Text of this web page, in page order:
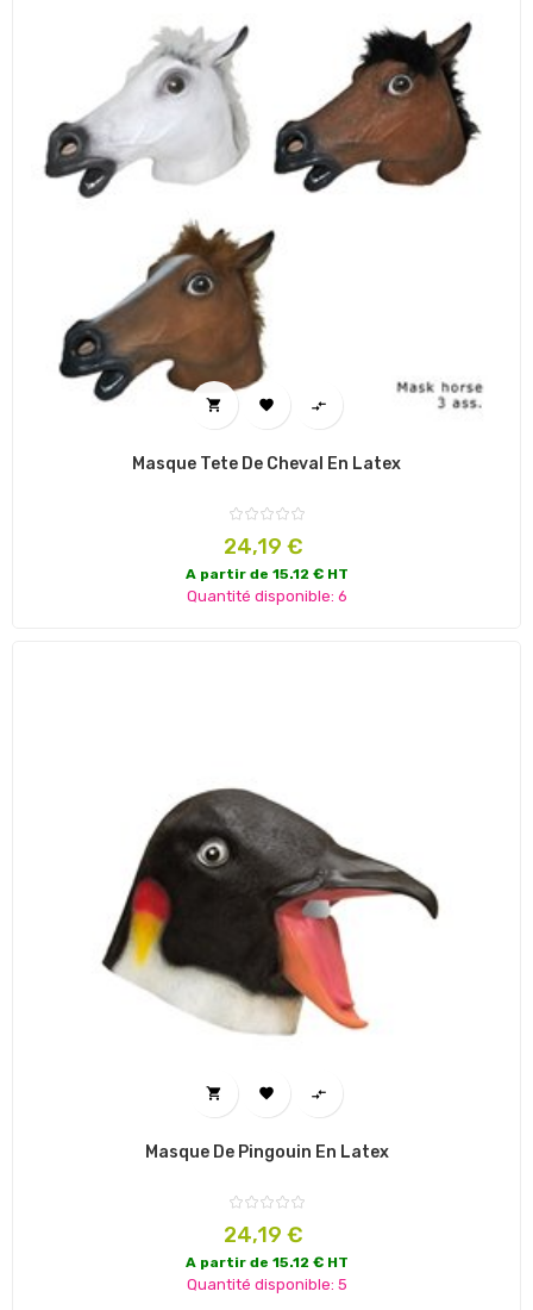
  
Masque Tete De Cheval En Latex
Prix
24,19 €
A partir de 15.12 € HT
Quantité disponible: 6
  
Masque De Pingouin En Latex
Prix
24,19 €
A partir de 15.12 € HT
Quantité disponible: 5